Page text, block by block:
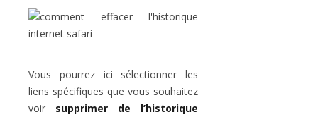
Vous pourrez ici sélectionner les
liens spécifiques que vous souhaitez
voir supprimer de l’historique